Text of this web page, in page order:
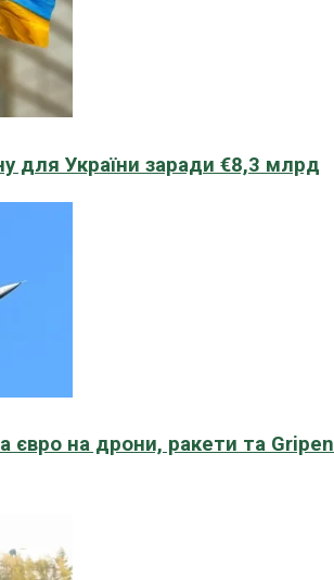
для України заради €8,3 млрд
євро на дрони, ракети та Gripen